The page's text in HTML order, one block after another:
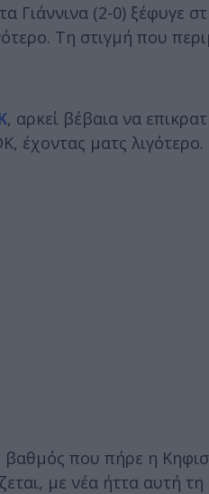
Γιάννινα (2-0) ξέφυγε
Τη στιγμή που
, αρκεί βέβαια να
έχοντας ματς λιγότερο.
που πήρε η
με νέα ήττα αυτή